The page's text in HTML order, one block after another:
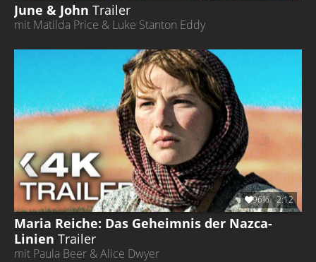
June & John Trailer
mit Matilda Price & Luke Stanton Eddy
Maria Reiche: Das Geheimnis der Nazca-
Linien Trailer
mit Paula Beer & Alice Dwyer
96% 2:12